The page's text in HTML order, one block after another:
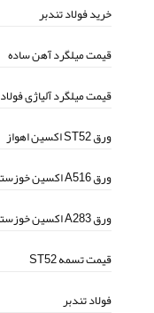
خرید فولاد تندبر
قیمت میلگرد آهن ساده
قیمت میلگرد آلیاژی فولاد MO40
ورق ST52 اکسین اهواز
ورق A516 اکسین خوزستان
ورق A283 اکسین خوزستان
قیمت تسمه ST52
فولاد تندبر